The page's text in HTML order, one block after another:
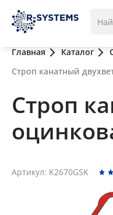
Главная Каталог
Строп канатный
Строп
Артикул: K2670GSK